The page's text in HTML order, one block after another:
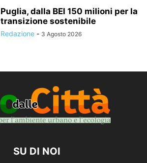
Puglia, dalla BEI 150 milioni per la
transizione sostenibile
Redazione - 3 Agosto 2026
SU DI NOI